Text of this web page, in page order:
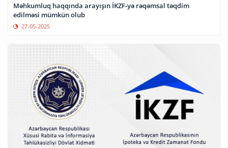
Məhkumluq haqqında arayışın İKZF-yə rəqəmsal təqdim
edilməsi mümkün olub
27-05-2025